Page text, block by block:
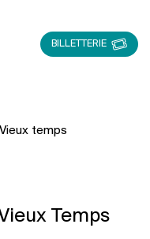
BILLETTERIE
temps
Temps